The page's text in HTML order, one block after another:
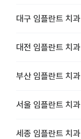
대구 임플란트 치과
대전 임플란트 치과
부산 임플란트 치과
서울 임플란트 치과
세종 임플란트 치과